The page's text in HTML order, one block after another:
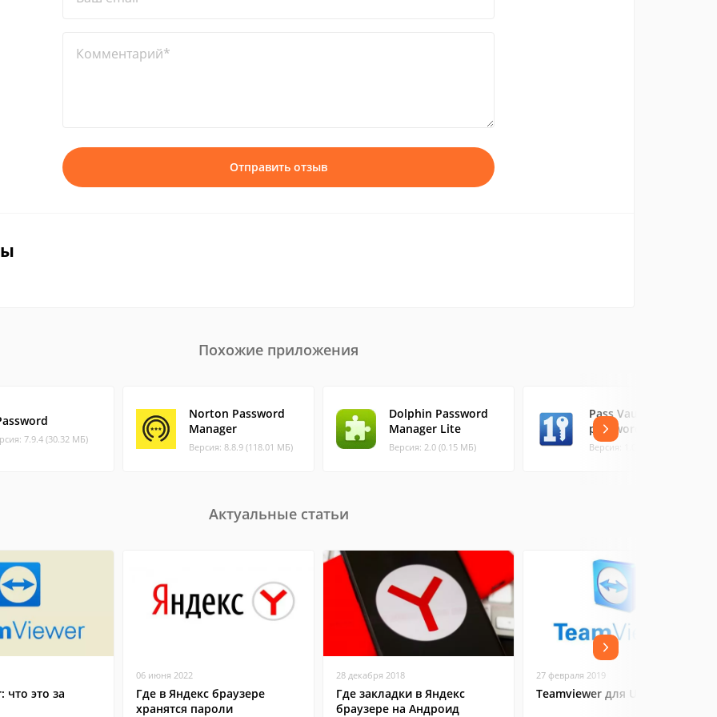
Комментарий*
Отправить отзыв
Похожие приложения
7.9.4 (30.32 МБ)
Norton Password
Manager
Версия: 8.8.9 (118.01 МБ)
Dolphin Password
Manager Lite
Версия: 2.0 (0.15 МБ)
Pass Vault -
password manager
Версия: 1.0.0 (0.8 МБ)
Актуальные статьи
что это за
06 июня 2022
Где в Яндекс браузере
хранятся пароли
28 декабря 2018
Где закладки в Яндекс
браузере на Андроид
27 февраля 2019
Teamviewer для Ubuntu